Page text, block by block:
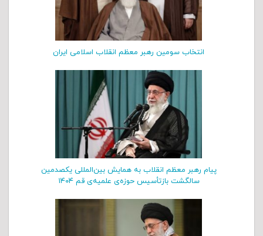
انتخاب سومین رهبر معظم انقلاب اسلامی ایران
پیام رهبر معظم انقلاب به همایش بین‌المللی یکصدمین
سالگشت بازتأسیس حوزه‌ی علمیه‌ی قم ۱۴۰۴